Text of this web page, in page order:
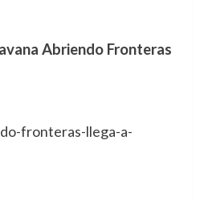
Abriendo Fronteras